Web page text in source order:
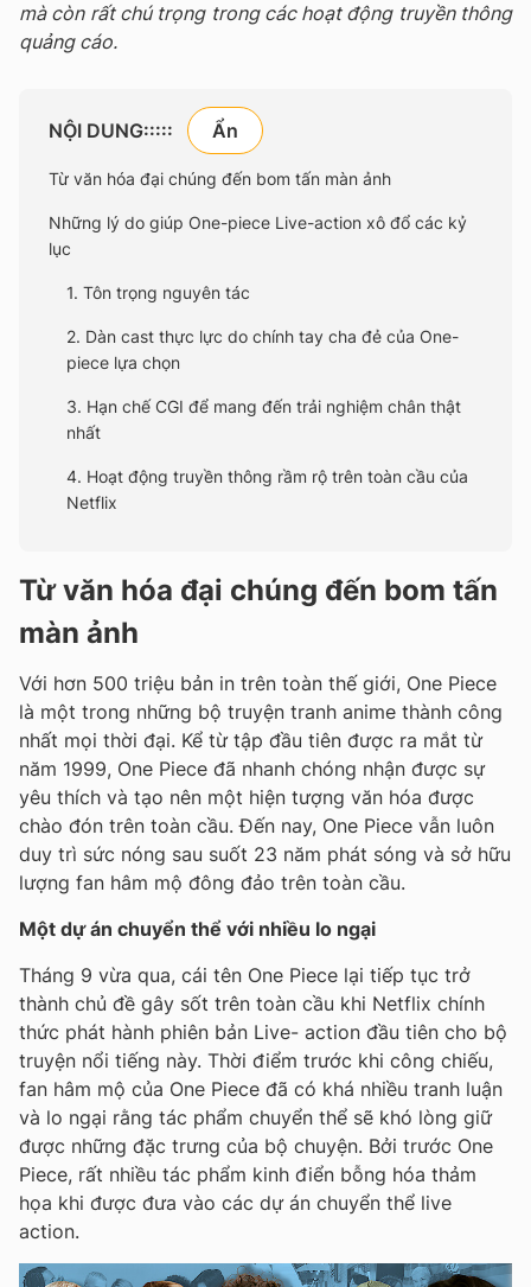
mà còn rất chú trọng trong các hoạt động truyền thông
quảng cáo.
NỘI DUNG:::::
Từ văn hóa đại chúng đến bom tấn màn ảnh
Những lý do giúp One-piece Live-action xô đổ các kỷ
lục
1. Tôn trọng nguyên tác
2. Dàn cast thực lực do chính tay cha đẻ của One-
piece lựa chọn
3. Hạn chế CGI để mang đến trải nghiệm chân thật
nhất
4. Hoạt động truyền thông rầm rộ trên toàn cầu của
Netflix
Từ văn hóa đại chúng đến bom tấn
màn ảnh
Với hơn 500 triệu bản in trên toàn thế giới, One Piece
là một trong những bộ truyện tranh anime thành công
nhất mọi thời đại. Kể từ tập đầu tiên được ra mắt từ
năm 1999, One Piece đã nhanh chóng nhận được sự
yêu thích và tạo nên một hiện tượng văn hóa được
chào đón trên toàn cầu. Đến nay, One Piece vẫn luôn
duy trì sức nóng sau suốt 23 năm phát sóng và sở hữu
lượng fan hâm mộ đông đảo trên toàn cầu.
Một dự án chuyển thể với nhiều lo ngại
Tháng 9 vừa qua, cái tên One Piece lại tiếp tục trở
thành chủ đề gây sốt trên toàn cầu khi Netflix chính
thức phát hành phiên bản Live- action đầu tiên cho bộ
truyện nổi tiếng này. Thời điểm trước khi công chiếu,
fan hâm mộ của One Piece đã có khá nhiều tranh luận
và lo ngại rằng tác phẩm chuyển thể sẽ khó lòng giữ
được những đặc trưng của bộ chuyện. Bởi trước One
Piece, rất nhiều tác phẩm kinh điển bỗng hóa thảm
họa khi được đưa vào các dự án chuyển thể live
action.